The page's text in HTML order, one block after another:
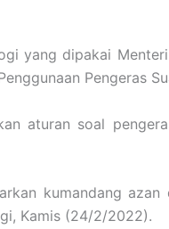
yang dipakai
Pengeras
aturan soal
kumandang
Kamis (24/2/2022).